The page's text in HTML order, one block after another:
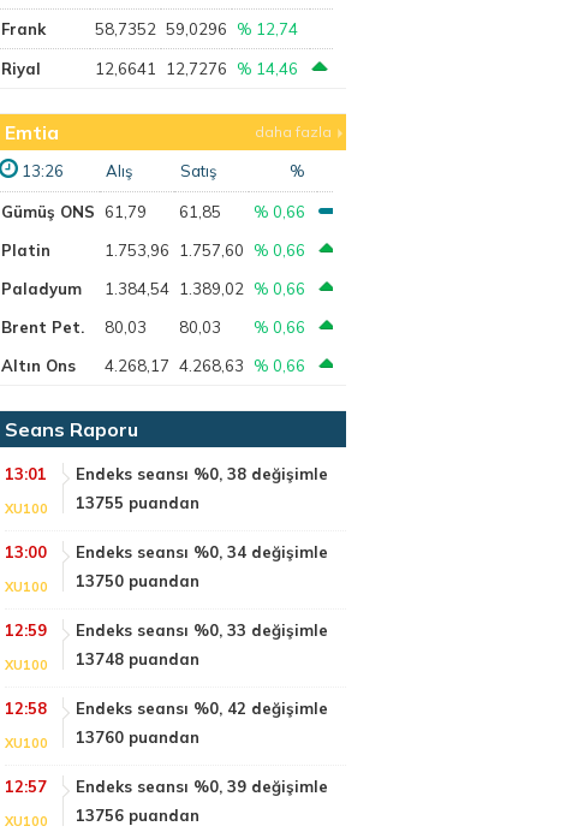
Frank 58,7352 59,0296 % 12,74
Riyal 12,6641 12,7276 % 14,46
Emtia daha fazla
13:26 Alış Satış %
Gümüş ONS 61,79 61,85
% 0,66
Platin
1.753,96 1.757,60
% 0,66
Paladyum
1.384,54 1.389,02
% 0,66
Brent Pet.
80,03 80,03
% 0,66
Altın Ons
4.268,17 4.268,63 % 0,66
Seans Raporu
13:01
XU100
Endeks seansı %0, 38 değişimle
13755 puandan
13:00
XU100
Endeks seansı %0, 34 değişimle
13750 puandan
12:59
XU100
Endeks seansı %0, 33 değişimle
13748 puandan
12:58
XU100
Endeks seansı %0, 42 değişimle
13760 puandan
12:57
XU100
Endeks seansı %0, 39 değişimle
13756 puandan